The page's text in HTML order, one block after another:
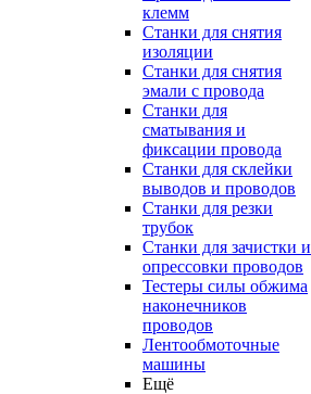
клемм
Станки для снятия
изоляции
Станки для снятия
эмали с провода
Станки для
сматывания и
фиксации провода
Станки для склейки
выводов и проводов
Станки для резки
трубок
Станки для зачистки и
опрессовки проводов
Тестеры силы обжима
наконечников
проводов
Лентообмоточные
машины
Ещё